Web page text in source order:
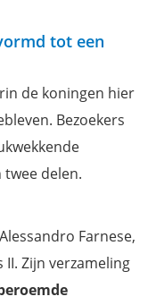
tot een
de koningen hier
Bezoekers
delen.
Farnese,
Zijn verzameling